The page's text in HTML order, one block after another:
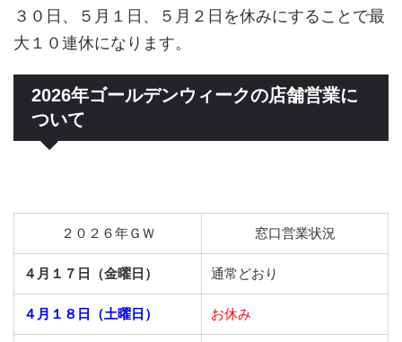
３０日、５月１日、５月２日を休みにすることで最
大１０連休になります。
2026年ゴールデンウィークの店舗営業に
ついて
２０２６年ＧＷ 窓口営業状況
４月１７日（金曜日） 通常どおり
４月１８日（土曜日） お休み